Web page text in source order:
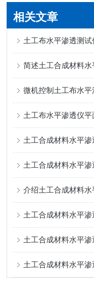
相关文章
简述土工合成材料
微机控制土工布水
土工布水平渗透仪
土工合成材料水平
土工合成材料水平
介绍土工合成材料
土工合成材料水平
土工合成材料水平
土工合成材料水平